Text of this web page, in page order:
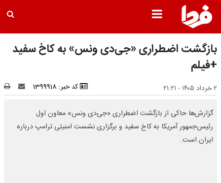
بازگشت اضطراری «جی‌دی ونس» به کاخ سفید
+فیلم
۲ خرداد ۱۴۰۵ - ۲۱:۲۱ کد خبر: 1399918
گزارش‌ها حاکی از بازگشت اضطراری «جی‌دی ونس» معاون اول
رئیس‌جمهور آمریکا به کاخ سفید و برگزاری نشست امنیتی ترامپ درباره
ایران است.